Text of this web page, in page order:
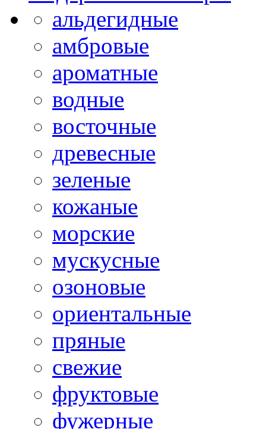
альдегидные
амбровые
ароматные
водные
восточные
древесные
зеленые
кожаные
морские
мускусные
озоновые
ориентальные
пряные
свежие
фруктовые
фужерные